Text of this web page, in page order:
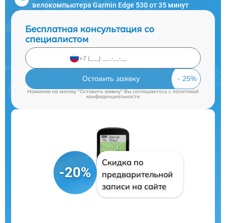
велокомпьютера Garmin Edge 530 от 35 минут
Бесплатная консультация со
специалистом
Оставить заявку
Нажимая на кнопку "Оставить заявку" Вы соглашаетесь cполитикой
конфиденциальности
-20%
Скидка по
предварительной
записи на сайте